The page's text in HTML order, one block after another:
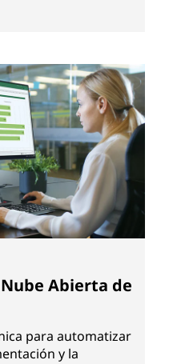
Abierta de
para automatizar
y la